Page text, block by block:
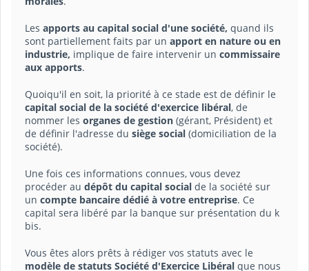
Les apports au capital social d'une société, quand ils
sont partiellement faits par un apport en nature ou en
industrie, implique de faire intervenir un commissaire
aux apports.
Quoiqu'il en soit, la priorité à ce stade est de définir le
capital social de la société d'exercice libéral, de
nommer les organes de gestion (gérant, Président) et
de définir l'adresse du siège social (domiciliation de la
société).
Une fois ces informations connues, vous devez
procéder au dépôt du capital social de la société sur
un compte bancaire dédié à votre entreprise. Ce
capital sera libéré par la banque sur présentation du k
bis.
Vous êtes alors prêts à rédiger vos statuts avec le
modèle de statuts Société d'Exercice Libéral que nous